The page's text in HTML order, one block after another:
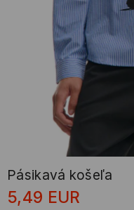
Pásikavá košeľa
5,49 EUR